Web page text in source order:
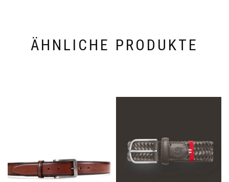
ÄHNLICHE PRODUKTE